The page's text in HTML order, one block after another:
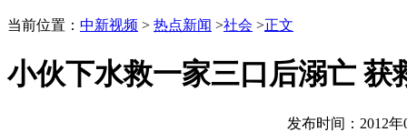
当前位置： 中新视频 > 热点新闻 >社会 >正文
小伙下水救一家三口后溺亡 获
发布时间：2012年